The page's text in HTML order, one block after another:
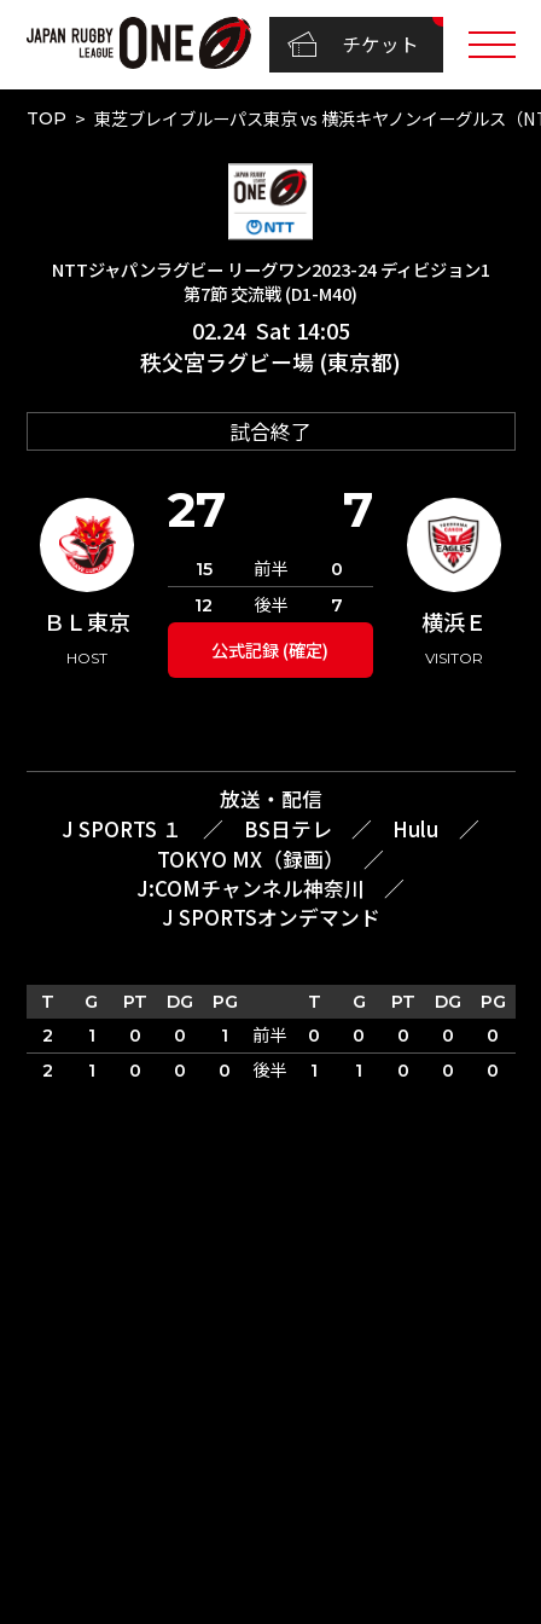
チケット
TOP 東芝ブレイブルーパス東京 vs 横浜キヤノンイーグルス
NTTジャパンラグビー リーグワン2023-24 ディビジョン1
第7節 交流戦 (D1-M40)
02.24 Sat 14:05
秩父宮ラグビー場 (東京都)
試合終了
ＢＬ東京
HOST
横浜Ｅ
VISITOR
27 7
15 前半
0
12
後半 7
公式記録 (確定)
放送・配信
J SPORTS １
／ BS日テレ ／ Hulu
／
TOKYO MX（録画）
／
J:COMチャンネル神奈川
／
J SPORTSオンデマンド
T G PT DG PG T G PT DG
PG
2
1 0 0 1 前半 0 0 0 0
0
2
1 0 0 0 後半 1 1 0 0 0